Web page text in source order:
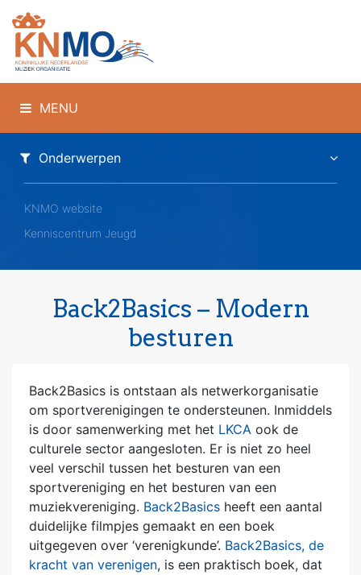
MENU
Onderwerpen
KNMO website
Kenniscentrum Jeugd
Back2Basics – Modern
besturen
Back2Basics is ontstaan als netwerkorganisatie
om sportverenigingen te ondersteunen. Inmiddels
is door samenwerking met het LKCA ook de
culturele sector aangesloten. Er is niet zo heel
veel verschil tussen het besturen van een
sportvereniging en het besturen van een
muziekvereniging. Back2Basics heeft een aantal
duidelijke filmpjes gemaakt en een boek
uitgegeven over ‘verenigkunde’. Back2Basics, de
kracht van verenigen, is een praktisch boek, dat